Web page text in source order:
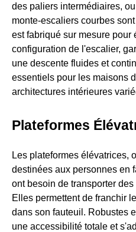
des paliers intermédiaires,
monte-escaliers courbes
est fabriqué sur mesure pour
configuration de l'escalier,
une descente fluides et
essentiels pour les maisons
architectures intérieures
Plateformes
Les plateformes élévatrices,
destinées aux personnes en
ont besoin de transporter
Elles permettent de franchir
dans son fauteuil. Robustes
une accessibilité totale et